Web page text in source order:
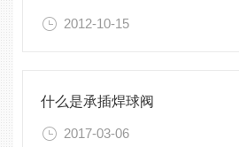
2012-10-15
什么是承插焊球阀
2017-03-06